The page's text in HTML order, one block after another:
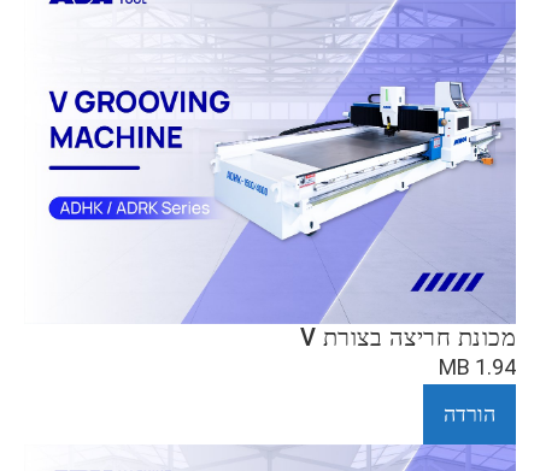
מכונת חריצה בצורת V
1.94 MB
הורדה